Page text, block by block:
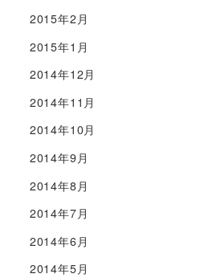
2015年2月
2015年1月
2014年12月
2014年11月
2014年10月
2014年9月
2014年8月
2014年7月
2014年6月
2014年5月